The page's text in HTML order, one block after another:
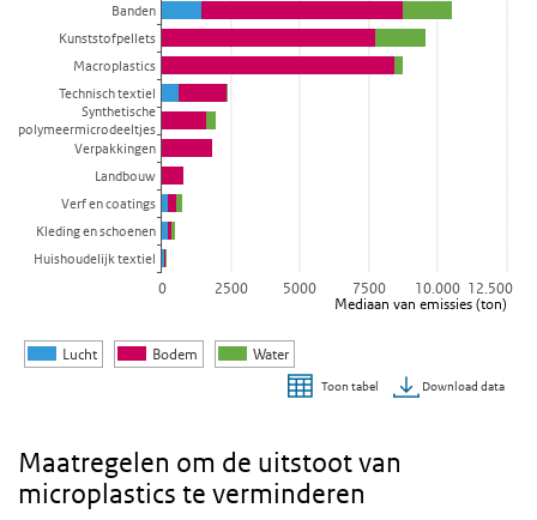
Bekijk als data tabel.
De grafiek heeft 1 X-as die categories weergeeft.
De grafiek heeft 1 Y-as die Mediaan van emissies (ton) weergeeft.
Mediaan van emissies (ton)
Lucht Bodem Water
0 10.000
2500 5000 7500 12.500
Banden
Kunststofpellets
Macroplastics
Technisch textiel
Synthetische
polymeermicrodeeltjes
Verpakkingen
Landbouw
Verf en coatings
Kleding en schoenen
Huishoudelijk textiel
Toon tabel Download data
Maatregelen om de uitstoot van
microplastics te verminderen